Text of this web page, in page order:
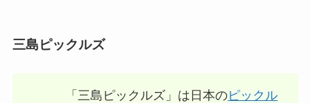
三島ピックルズ
「三島ピックルズ」は日本のピックル